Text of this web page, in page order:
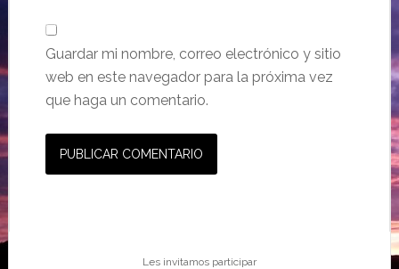
Guardar mi nombre, correo electrónico y sitio
web en este navegador para la próxima vez
que haga un comentario.
Les invitamos participar